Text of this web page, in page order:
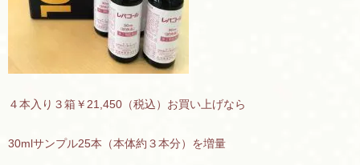
４本入り３箱￥21,450（税込）お買い上げなら
30mlサンプル25本（本体約３本分）を増量